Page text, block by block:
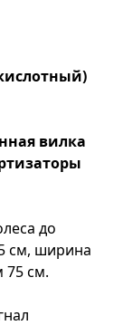
вилка
до
см, ширина
75 см.